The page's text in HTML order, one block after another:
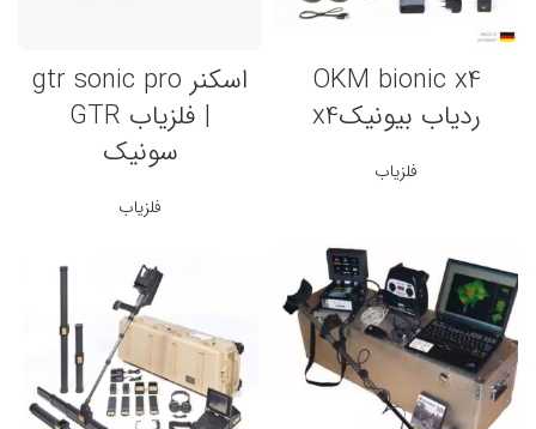
OKM bionic x4
ردیاب بیونیکx4
فلزیاب
اسکنر gtr sonic pro
| فلزیاب GTR
سونیک
فلزیاب